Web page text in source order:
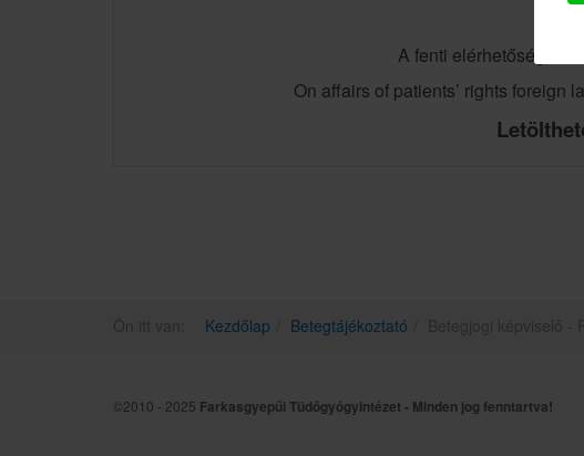
A fenti elérhetőségek
On affairs of patients’ rights foreign
Kezdőlap Betegtájékoztató
©2010 - 2025 Farkasgyepűi Tüdőgyógyintézet - Minden jog fenntartva!